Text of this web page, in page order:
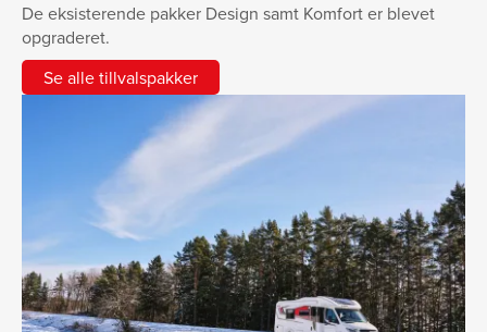
De eksisterende pakker Design samt Komfort er blevet
opgraderet.
Se alle tillvalspakker